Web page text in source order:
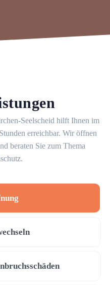
Seelscheid hilft Ihnen im
erreichbar. Wir öffnen
beraten Sie zum Thema